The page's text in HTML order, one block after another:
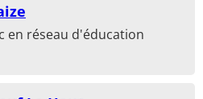
en réseau d'éducation